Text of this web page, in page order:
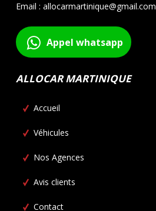
Email : allocarmartinique@gmail.com
Appel whatsapp
ALLOCAR MARTINIQUE
Accueil
Véhicules
Nos Agences
Avis clients
Contact